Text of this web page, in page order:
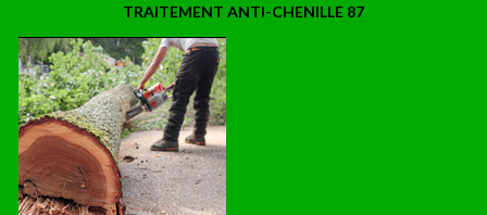
TRAITEMENT ANTI-CHENILLE 87